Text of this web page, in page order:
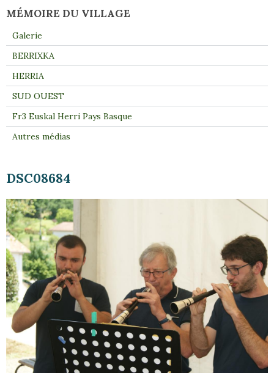
DSC08684
MÉMOIRE DU VILLAGE
Galerie
BERRIXKA
HERRIA
SUD OUEST
Fr3 Euskal Herri Pays Basque
Autres médias